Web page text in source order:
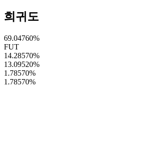
희귀도
69.04760%
FUT
14.28570%
13.09520%
1.78570%
1.78570%